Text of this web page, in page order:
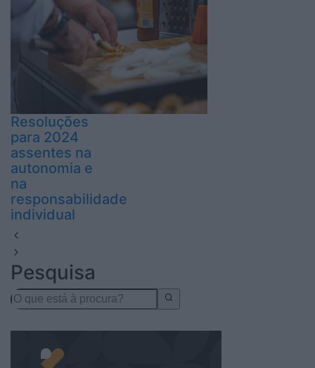
Resoluções
para 2024
assentes na
autonomia e
na
responsabilidade
individual
Pesquisa
Search